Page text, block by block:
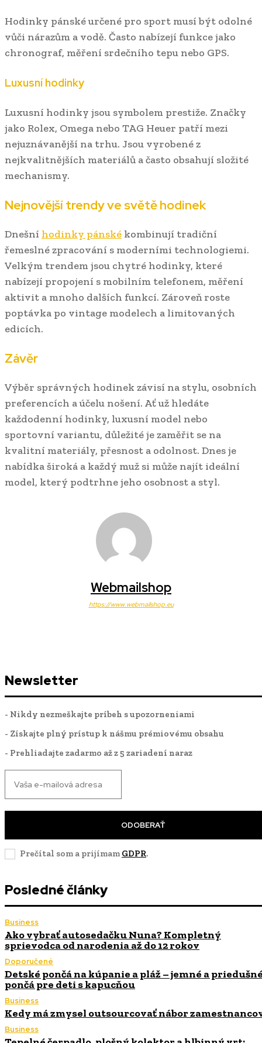
Hodinky pánské určené pro sport musí být odolné
vůči nárazům a vodě. Často nabízejí funkce jako
chronograf, měření srdečního tepu nebo GPS.
Luxusní hodinky
Luxusní hodinky jsou symbolem prestiže. Značky
jako Rolex, Omega nebo TAG Heuer patří mezi
nejuznávanější na trhu. Jsou vyrobené z
nejkvalitnějších materiálů a často obsahují složité
mechanismy.
Nejnovější trendy ve světě hodinek
Dnešní hodinky pánské kombinují tradiční
řemeslné zpracování s moderními technologiemi.
Velkým trendem jsou chytré hodinky, které
nabízejí propojení s mobilním telefonem, měření
aktivit a mnoho dalších funkcí. Zároveň roste
poptávka po vintage modelech a limitovaných
edicích.
Závěr
Výběr správných hodinek závisí na stylu, osobních
preferencích a účelu nošení. Ať už hledáte
každodenní hodinky, luxusní model nebo
sportovní variantu, důležité je zaměřit se na
kvalitní materiály, přesnost a odolnost. Dnes je
nabídka široká a každý muž si může najít ideální
model, který podtrhne jeho osobnost a styl.
Webmailshop
https://www.webmailshop.eu
Newsletter
- Nikdy nezmeškajte príbeh s upozorneniami
- Získajte plný prístup k nášmu prémiovému obsahu
- Prehliadajte zadarmo až z 5 zariadení naraz
ODOBERAŤ
Prečítal som a prijímam GDPR.
Posledné články
Business
Ako vybrať autosedačku Nuna? Kompletný
sprievodca od narodenia až do 12 rokov
Doporučené
Detské pončá na kúpanie a pláž – jemné a
pončá pre deti s kapucňou
Business
Kedy má zmysel outsourcovať nábor
Business